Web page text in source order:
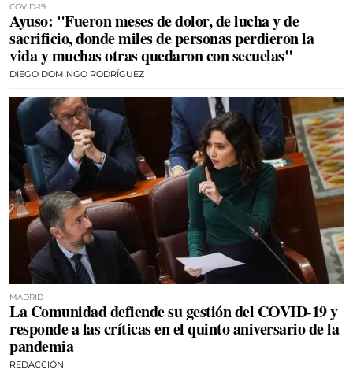
COVID-19
Ayuso: "Fueron meses de dolor, de lucha y de
sacrificio, donde miles de personas perdieron la
vida y muchas otras quedaron con secuelas"
DIEGO DOMINGO RODRÍGUEZ
MADRID
La Comunidad defiende su gestión del COVID-19 y
responde a las críticas en el quinto aniversario de la
pandemia
REDACCIÓN